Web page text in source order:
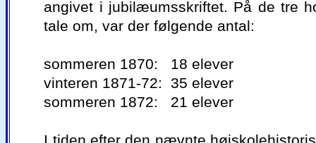
angivet i jubilæumsskriftet. På de tre
tale om, var der følgende antal:
sommeren 1870: 18 elever
vinteren 1871-72: 35 elever
sommeren 1872: 21 elever